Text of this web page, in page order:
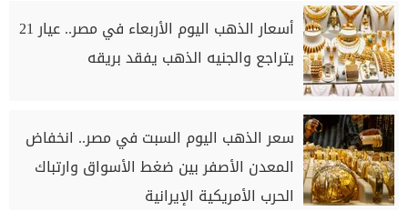
أسعار الذهب اليوم الأربعاء في مصر.. عيار 21
يتراجع والجنيه الذهب يفقد بريقه
سعر الذهب اليوم السبت في مصر.. انخفاض
المعدن الأصفر بين ضغط الأسواق وارتباك
الحرب الأمريكية الإيرانية